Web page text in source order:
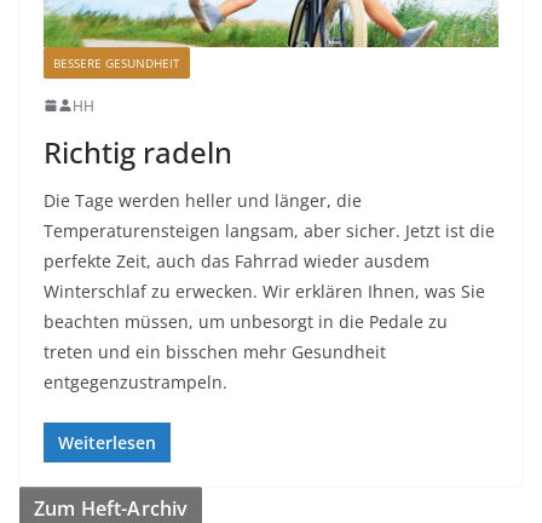
BESSERE GESUNDHEIT
HH
Richtig radeln
Die Tage werden heller und länger, die
Temperaturensteigen langsam, aber sicher. Jetzt ist die
perfekte Zeit, auch das Fahrrad wieder ausdem
Winterschlaf zu erwecken. Wir erklären Ihnen, was Sie
beachten müssen, um unbesorgt in die Pedale zu
treten und ein bisschen mehr Gesundheit
entgegenzustrampeln.
Weiterlesen
Zum Heft-Archiv